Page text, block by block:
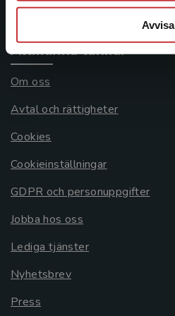
Avvisa
Systemkrav
Allmänna länkar
Om oss
Avtal och rättigheter
Cookies
Cookieinställningar
GDPR och personuppgifter
Jobba hos oss
Lediga tjänster
Nyhetsbrev
Press